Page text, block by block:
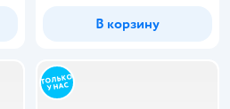
В корзину